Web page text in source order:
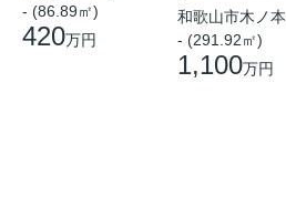
- (86.89㎡)
420万円
和歌山市木ノ本
- (291.92㎡)
1,100万円